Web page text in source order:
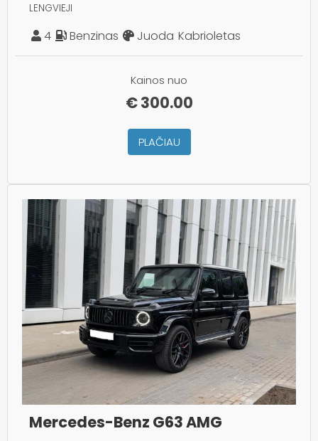
LENGVIEJI
4 Benzinas Juoda Kabrioletas
Kainos nuo
€300.00
PLAČIAU
Mercedes-Benz G63 AMG